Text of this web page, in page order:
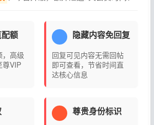
额
，高级
尊VIP
隐藏内容免回复
回复可见内容无需回帖
即可查看，节省时间直
达核心信息
尊贵身份标识